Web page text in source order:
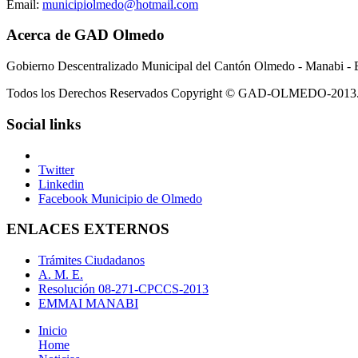
Email: municipiolmedo@hotmail.com
Acerca de GAD Olmedo
Gobierno Descentralizado Municipal del Cantón Olmedo - Manabi -
Todos los Derechos Reservados Copyright © GAD-OLMEDO-2013.
Social links
Twitter
Linkedin
Facebook Municipio de Olmedo
ENLACES EXTERNOS
Trámites Ciudadanos
A. M. E.
Resolución 08-271-CPCCS-2013
EMMAI MANABI
Inicio
Home